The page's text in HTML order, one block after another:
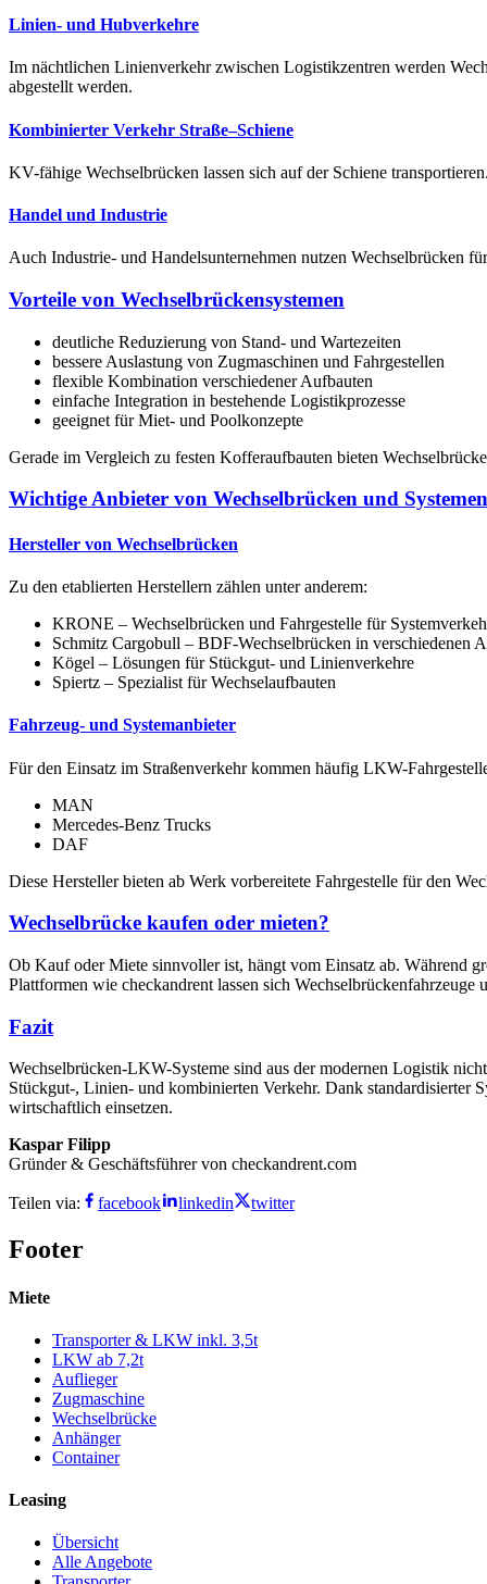
Linien- und Hubverkehre
Im nächtlichen Linienverkehr zwischen Logistikzentren werden
abgestellt werden.
Kombinierter Verkehr Straße–Schiene
KV-fähige Wechselbrücken lassen sich auf der Schiene
Handel und Industrie
Auch Industrie- und Handelsunternehmen nutzen Wechselbrücken
Vorteile von Wechselbrückensystemen
deutliche Reduzierung von Stand- und Wartezeiten
bessere Auslastung von Zugmaschinen und Fahrgestellen
flexible Kombination verschiedener Aufbauten
einfache Integration in bestehende Logistikprozesse
geeignet für Miet- und Poolkonzepte
Gerade im Vergleich zu festen Kofferaufbauten bieten
Wichtige Anbieter von Wechselbrücken und Systemen
Hersteller von Wechselbrücken
Zu den etablierten Herstellern zählen unter anderem:
KRONE – Wechselbrücken und Fahrgestelle für
Schmitz Cargobull – BDF-Wechselbrücken in verschiedenen
Kögel – Lösungen für Stückgut- und Linienverkehre
Spiertz – Spezialist für Wechselaufbauten
Fahrzeug- und Systemanbieter
Für den Einsatz im Straßenverkehr kommen häufig LKW-
MAN
Mercedes-Benz Trucks
DAF
Diese Hersteller bieten ab Werk vorbereitete Fahrgestelle für den
Wechselbrücke kaufen oder mieten?
Ob Kauf oder Miete sinnvoller ist, hängt vom Einsatz ab. Während
Plattformen wie checkandrent lassen sich
Fazit
Wechselbrücken-LKW-Systeme sind aus der modernen Logistik
Stückgut-, Linien- und kombinierten Verkehr. Dank standardisierter
wirtschaftlich einsetzen.
Kaspar Filipp
Gründer & Geschäftsführer von checkandrent.com
Teilen via: facebook linkedin twitter
Footer
Miete
Transporter & LKW inkl. 3,5t
LKW ab 7,2t
Auflieger
Zugmaschine
Wechselbrücke
Anhänger
Container
Leasing
Übersicht
Alle Angebote